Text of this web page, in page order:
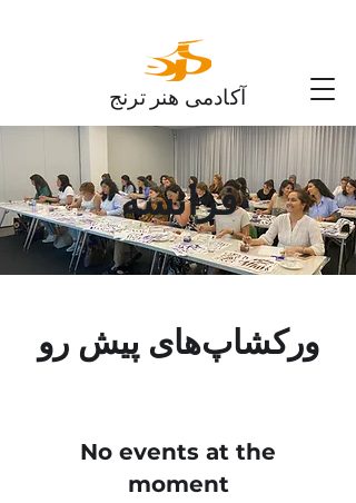
آکادمی هنر ترنج
فرانسه
ورکشاپ‌های پیش رو
No events at the
moment